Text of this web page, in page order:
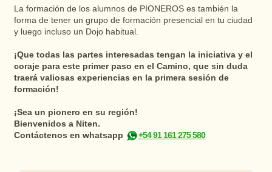
La formación de los alumnos de PIONEROS es también la
forma de tener un grupo de formación presencial en tu ciudad
y luego incluso un Dojo habitual.
¡Que todas las partes interesadas tengan la iniciativa y el
coraje para este primer paso en el Camino, que sin duda
traerá valiosas experiencias en la primera sesión de
formación!
¡Sea un pionero en su región!
Bienvenidos a Niten.
Contáctenos en whatsapp
+54 91 161 275 580